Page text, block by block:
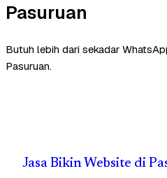
Pasuruan
Butuh lebih dari sekadar
Pasuruan.
Jasa Bikin Website di